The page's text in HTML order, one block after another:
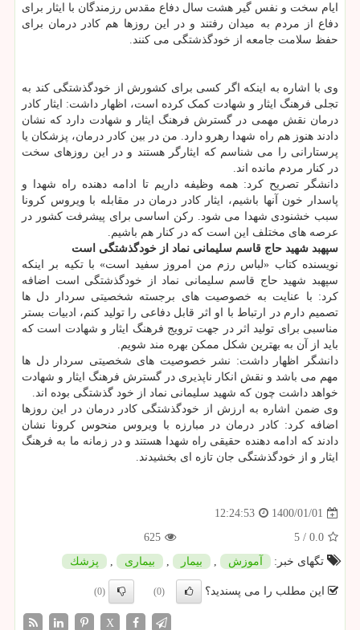
ایام سخت و نفس گیر هشت سال دفاع مقدس رزمندگان با ایثار برای
دفاع از مردم به میدان رفتند و در این روزها هم کادر درمان برای
حفظ سلامت جامعه از خودگذشتگی می کنند.
وی با اشاره به اینکه اگر کسی برای کشورش از خودگذشتگی کند به
تجلی فرهنگ ایثار و شهادت کمک کرده است، اظهار داشت: ایثار کادر
درمان نقش مهمی در گسترش فرهنگ ایثار و شهادت دارد که نشان
دادند هنوز هم راه شهدا رهرو دارد. من در بین کادر درمان، پزشکان یا
پرستارانی را می شناسم که ایثارگر هستند و در این روزهای سخت
در کنار مردم مانده اند.
دانشگر تصریح کرد: همه وظیفه داریم تا ادامه دهنده راه شهدا و
پاسدار خون آنها باشیم، ایثار کادر درمان در مقابله با ویروس کرونا
سبب خشنودی شهدا می شود. رکن اساسی برای پیشرفت کشور در
عرصه های مختلف این است که در کنار هم باشیم.
سپهبد شهید حاج قاسم سلیمانی نماد از خودگذشتگی است
نویسنده کتاب «لباس رزم من امروز سفید است» با تکیه بر اینکه
سپهبد شهید حاج قاسم سلیمانی نماد از خودگذشتگی است اضافه
کرد: با عنایت به خصوصیت های برجسته شخصیتی سردار دل ها
تصمیم دارم در ارتباط با او اثر قابل دفاعی را تولید کنم، ادبیات بستر
مناسبی برای تولید اثر در جهت ترویج فرهنگ ایثار و شهادت است که
باید از آن به بهترین شکل ممکن بهره مند شویم.
دانشگر اظهار داشت: نشر خصوصیت های شخصیتی سردار دل ها
مهم می باشد و نقش انکار ناپذیری در گسترش فرهنگ ایثار و شهادت
خواهد داشت چون که شهید سلیمانی نماد از خود گذشتگی بوده اند.
وی ضمن اشاره به ارزش از خودگذشتگی کادر درمان در این روزها
اضافه کرد: کادر درمان در مبارزه با ویروس منحوس کرونا نشان
دادند که ادامه دهنده حقیقی راه شهدا هستند و در زمانه ما به فرهنگ
ایثار و از خودگذشتگی جان تازه ای بخشیدند.
1400/01/01
12:24:53
0.0
/
5
625
تگهای خبر:
آموزش , بیمار , بیماری , پزشك
این مطلب را می پسندید؟ (0)
(0)
X